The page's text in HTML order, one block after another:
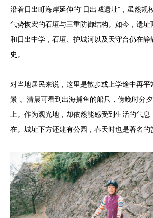
沿着日出町海岸延伸的“日出城遗址”，虽然规
气势恢宏的石垣与三重防御结构。如今，遗
和日出中学，石垣、护城河以及天守台仍在静
史。
对当地居民来说，这里是散步或上学途中再平
景”。清晨可看到出海捕鱼的船只，傍晚时分
上。作为观光地，却依然能感受到生活的气
在。城址下方还建有公园，春天时也是著名的